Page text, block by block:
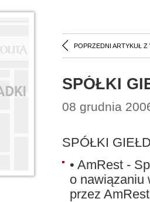
POPRZEDNI ARTYKUŁ Z
SPÓŁKI
08 grudnia
SPÓŁKI
• AmRest -
o nawiązaniu
przez